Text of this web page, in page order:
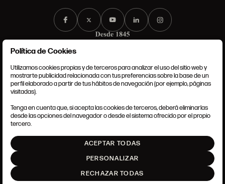
CONDICIONES GENERALES
POLÍTICA DE COOKIES
AJUSTE DE COOKIES
Política de Cookies
Utilizamos cookies propias y de terceros para analizar el uso del sitio web y
mostrarte publicidad relacionada con tus preferencias sobre la base de un
perfil elaborado a partir de tus hábitos de navegación (por ejemplo, páginas
visitadas).
Tenga en cuenta que, si acepta las cookies de terceros, deberá eliminarlas
desde las opciones del navegador o desde el sistema ofrecido por el propio
tercero.
ACEPTAR TODAS
PERSONALIZAR
RECHAZAR TODAS